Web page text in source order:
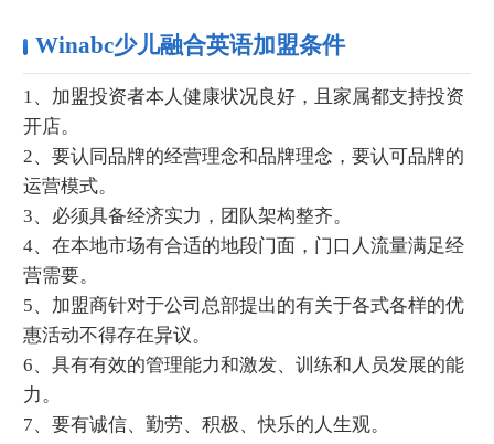
Winabc少儿融合英语加盟条件
1、加盟投资者本人健康状况良好，且家属都支持投资
开店。
2、要认同品牌的经营理念和品牌理念，要认可品牌的
运营模式。
3、必须具备经济实力，团队架构整齐。
4、在本地市场有合适的地段门面，门口人流量满足经
营需要。
5、加盟商针对于公司总部提出的有关于各式各样的优
惠活动不得存在异议。
6、具有有效的管理能力和激发、训练和人员发展的能
力。
7、要有诚信、勤劳、积极、快乐的人生观。